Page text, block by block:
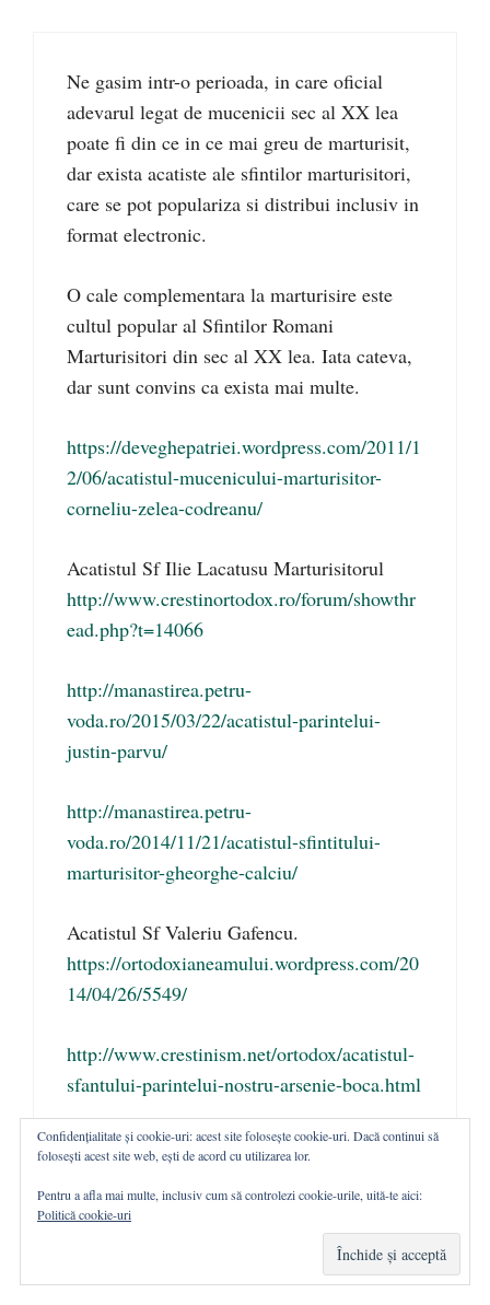
Ne gasim intr-o perioada, in care oficial
adevarul legat de mucenicii sec al XX lea
poate fi din ce in ce mai greu de marturisit,
dar exista acatiste ale sfintilor marturisitori,
care se pot populariza si distribui inclusiv in
format electronic.
O cale complementara la marturisire este
cultul popular al Sfintilor Romani
Marturisitori din sec al XX lea. Iata cateva,
dar sunt convins ca exista mai multe.
https://deveghepatriei.wordpress.com/2011/1
2/06/acatistul-mucenicului-marturisitor-
corneliu-zelea-codreanu/
Acatistul Sf Ilie Lacatusu Marturisitorul
http://www.crestinortodox.ro/forum/showthr
ead.php?t=14066
http://manastirea.petru-
voda.ro/2015/03/22/acatistul-parintelui-
justin-parvu/
http://manastirea.petru-
voda.ro/2014/11/21/acatistul-sfintitului-
marturisitor-gheorghe-calciu/
Acatistul Sf Valeriu Gafencu.
https://ortodoxianeamului.wordpress.com/20
14/04/26/5549/
http://www.crestinism.net/ortodox/acatistul-
sfantului-parintelui-nostru-arsenie-boca.html
! SFINTII VOR RASPUNDE DIN CER !
Încarc...
Confidențialitate și cookie-uri: acest site folosește cookie-uri. Dacă continui să
folosești acest site web, ești de acord cu utilizarea lor.
Pentru a afla mai multe, inclusiv cum să controlezi cookie-urile, uită-te aici:
Politică cookie-uri